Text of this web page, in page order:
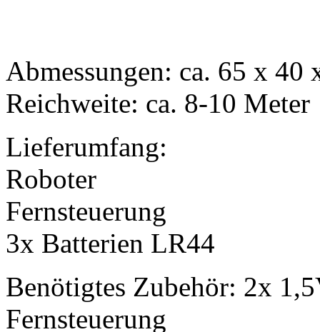
Abmessungen: ca. 65 x 40
Reichweite: ca. 8-10 Meter
Lieferumfang:
Roboter
Fernsteuerung
3x Batterien LR44
Benötigtes Zubehör: 2x
Fernsteuerung